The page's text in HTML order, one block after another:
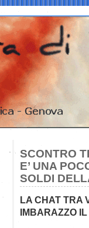
SCONTRO
E’ UNA
SOLDI
LA CHAT TRA
IMBARAZZO IL